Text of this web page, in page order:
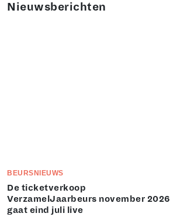
Nieuwsberichten
BEURSNIEUWS
De ticketverkoop
VerzamelJaarbeurs november 2026
gaat eind juli live